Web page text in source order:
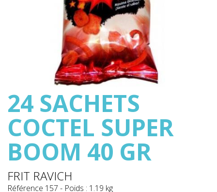
24 SACHETS
COCTEL SUPER
BOOM 40 GR
FRIT RAVICH
Référence 157 - Poids : 1.19 kg